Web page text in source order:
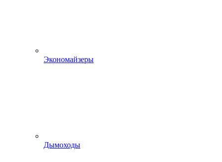
Экономайзеры
Дымоходы